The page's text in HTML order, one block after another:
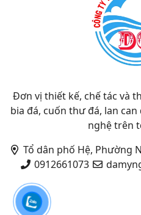
Đơn vị thiết kế, chế tác và
bia đá, cuốn thư đá, lan
nghệ trên
Tổ dân phố Hệ, Phường
0912661073